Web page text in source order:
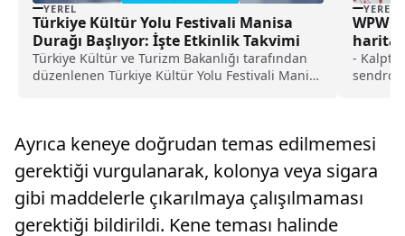
YEREL
Türkiye Kültür Yolu Festivali Manisa
Durağı Başlıyor: İşte Etkinlik Takvimi
Türkiye Kültür ve Turizm Bakanlığı tarafından
düzenlenen Türkiye Kültür Yolu Festivali Manisa
YEREL
WPW
- Kalpte
Ayrıca keneye doğrudan temas edilmemesi
gerektiği vurgulanarak, kolonya veya sigara
gibi maddelerle çıkarılmaya çalışılmaması
gerektiği bildirildi. Kene teması halinde